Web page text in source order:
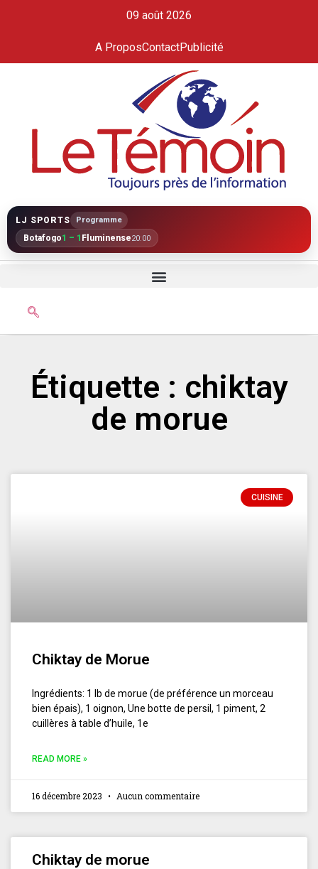
09 août 2026
A ProposContactPublicité
LJ SPORTS Programme
Botafogo1 – 1 Fluminense20:00
Étiquette : chiktay
de morue
CUISINE
Chiktay de Morue
Ingrédients: 1 lb de morue (de préférence un morceau
bien épais), 1 oignon, Une botte de persil, 1 piment, 2
cuillères à table d’huile, 1e
READ MORE »
16 décembre 2023 Aucun commentaire
Chiktay de morue